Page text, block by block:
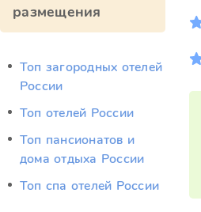
размещения
Топ загородных отелей
России
Топ отелей России
Топ пансионатов и
дома отдыха России
Топ спа отелей России